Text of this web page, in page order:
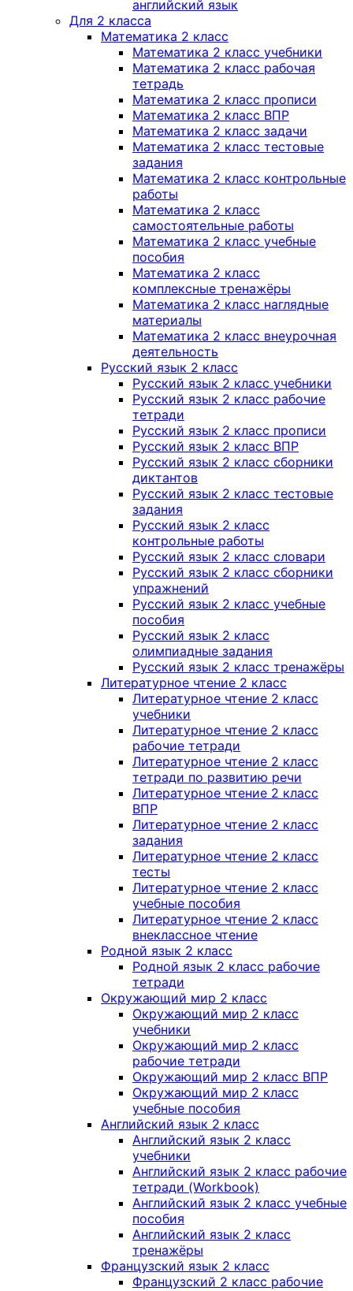
английский язык
Для 2 класса
Математика 2 класс
Математика 2 класс учебники
Математика 2 класс рабочая
тетрадь
Математика 2 класс прописи
Математика 2 класс ВПР
Математика 2 класс задачи
Математика 2 класс тестовые
задания
Математика 2 класс контрольные
работы
Математика 2 класс
самостоятельные работы
Математика 2 класс учебные
пособия
Математика 2 класс
комплексные тренажёры
Математика 2 класс наглядные
материалы
Математика 2 класс внеурочная
деятельность
Русский язык 2 класс
Русский язык 2 класс учебники
Русский язык 2 класс рабочие
тетради
Русский язык 2 класс прописи
Русский язык 2 класс ВПР
Русский язык 2 класс сборники
диктантов
Русский язык 2 класс тестовые
задания
Русский язык 2 класс
контрольные работы
Русский язык 2 класс словари
Русский язык 2 класс сборники
упражнений
Русский язык 2 класс учебные
пособия
Русский язык 2 класс
олимпиадные задания
Русский язык 2 класс тренажёры
Литературное чтение 2 класс
Литературное чтение 2 класс
учебники
Литературное чтение 2 класс
рабочие тетради
Литературное чтение 2 класс
тетради по развитию речи
Литературное чтение 2 класс
ВПР
Литературное чтение 2 класс
задания
Литературное чтение 2 класс
тесты
Литературное чтение 2 класс
учебные пособия
Литературное чтение 2 класс
внеклассное чтение
Родной язык 2 класс
Родной язык 2 класс рабочие
тетради
Окружающий мир 2 класс
Окружающий мир 2 класс
учебники
Окружающий мир 2 класс
рабочие тетради
Окружающий мир 2 класс ВПР
Окружающий мир 2 класс
учебные пособия
Английский язык 2 класс
Английский язык 2 класс
учебники
Английский язык 2 класс рабочие
тетради (Workbook)
Английский язык 2 класс учебные
пособия
Английский язык 2 класс
тренажёры
Французский язык 2 класс
Французский 2 класс рабочие